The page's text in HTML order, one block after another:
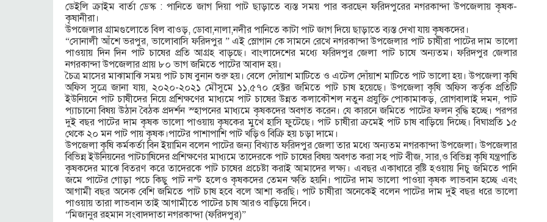
ডেইলি ক্রাইম বার্তা ডেস্ক : পানিতে জাগ দিয়া পাট ছাড়াতে ব্যস্ত সময় পার করছেন ফরিদপুরের নগরকান্দা উপজেলায় কৃষক-
কৃষানীরা।
উপজেলার গ্রামগুলোতে বিল বাওড়, ডোবা,নালা,নদীর পানিতে কাটা পাট জাগ দিয়ে ছাড়াতে ব্যস্ত দেখা যায় কৃষকদের।
“সোনালী আঁশে ভরপুর, ভালোবাসি ফরিদপুর ” এই স্লোগান কে সামনে রেখে নগরকান্দা উপজেলার পাট চাষীরা পাটের দাম ভালো
পাওয়ায় দিন দিন পাট চাষের প্রতি আগ্রহ বাড়ছে। বাংলাদেশের মধ্যে ফরিদপুর জেলা পাট চাষে অন্যতম। ফরিদপুর জেলার
নগরকান্দা উপজেলার প্রায় ৮০ ভাগ জমিতে পাটের আবাদ হয়।
চৈত্র মাসের মাঝামাঝি সময় পাট চাষ বুনান শুরু হয়। বেলে দোঁয়াশ মাটিতে ও এটেল দোঁয়াশ মাটিতে পাট ভালো হয়। উপজেলা কৃষি
অফিস সুত্রে জানা যায়, ২০২০-২০২১ মৌসুমে ১১,৫৭০ হেক্টর জমিতে পাট চাষ হয়েছে। উপজেলা কৃষি অফিস কর্তৃক প্রতিটি
ইউনিয়নে পাট চাষীদের নিয়ে প্রশিক্ষণের মাধ্যমে পাট চাষের উন্নত কলাকৌশল নতুন প্রযুক্তি পোকামাকড়, রোগবালাই দমন, পাট
প্যাচানো বিষয় উঠান বৈঠক প্রদর্শন স্হাপনের মাধ্যমে কৃষকদের অবগত করেন। যে কারনে জমিতে পাটের ফলন বৃদ্ধি হচ্ছে। পরপর
দুই বছর পাটের দাম কৃষক ভালো পাওয়ায় কৃষকের মুখে হাসি ফুটেছে। পাট চাষীরা ক্রমেই পাট চাষ বাড়িয়ে দিচ্ছে। বিঘাপ্রতি ১৫
থেকে ২০ মন পাট পায় কৃষক।পাটের পাশাপাশি পাট খড়িও বিক্রি হয় চড়া দামে।
উপজেলা কৃষি কর্মকর্তা বিন ইয়ামিন বলেন পাটের জন্য বিখ্যাত ফরিদপুর জেলা তার মধ্যে অন্যতম নগরকান্দা উপজেলা। উপজেলার
বিভিন্ন ইউনিয়নের পাটচাষিদের প্রশিক্ষণের মাধ্যমে তাদেরকে পাট চাষের বিষয় অবগত করা সহ পাট বীজ, সার,ও বিভিন্ন কৃষি যন্ত্রপাতি
কৃষকদের মাঝে বিতরণ করে তাদেরকে পাট চাষের প্রচেষ্টা করাই আমাদের লক্ষ্য। এবছর একাধারে বৃষ্টি হওয়ায় নিচু জমিতে পানি
জমে পাটের গোড়া পচে কিছু পাট নস্ট হলেও কৃষকদের তেমন ক্ষতি হয়নি। পাটের দাম ভালো পাওয়া কৃষক লাভবান হচ্ছে এবং
আগামী বছর অনেক বেশি জমিতে পাট চাষ হবে বলে আশা করছি। পাট চাষীরা অনেকেই বলেন পাটের দাম দুই বছর ধরে ভালো
পাওয়ায় তারা লাভবান তাই আগামীতে পাটের চাষ আরও বাড়িয়ে দিবে।
“মিজানুর রহমান সংবাদদাতা নগরকান্দা (ফরিদপুর)”